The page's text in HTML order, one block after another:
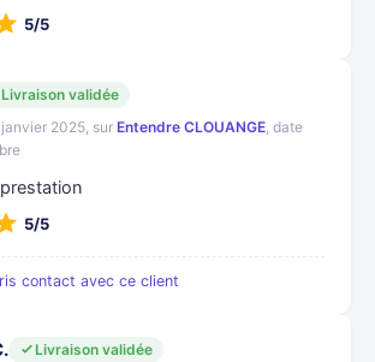
5/5
Livraison validée
2025, sur Entendre CLOUANGE, date
5/5
contact avec ce client
Livraison validée